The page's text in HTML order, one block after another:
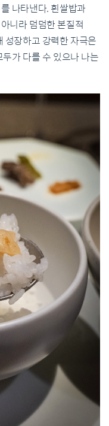
나타낸다. 흰쌀밥과
니라 덤덤한 본질적
성장하고 강력한 자극은
가 다를 수 있으나 나는